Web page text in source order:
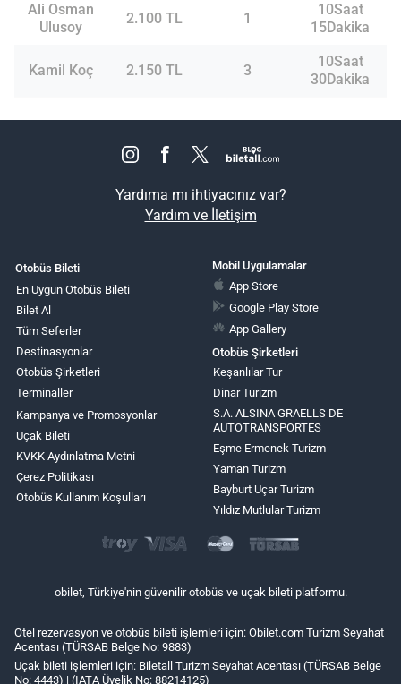
Ali Osman
Ulusoy
2.100 TL 1
10Saat
15Dakika
Kamil Koç 2.150 TL 3
10Saat
30Dakika
Yardıma mı ihtiyacınız var?
Yardım ve İletişim
Otobüs Bileti
En Uygun Otobüs Bileti
Bilet Al
Tüm Seferler
Destinasyonlar
Otobüs Şirketleri
Terminaller
Kampanya ve Promosyonlar
Uçak Bileti
KVKK Aydınlatma Metni
Çerez Politikası
Otobüs Kullanım Koşulları
Mobil Uygulamalar
App Store
Google Play Store
App Gallery
Otobüs Şirketleri
Keşanlılar Tur
Dinar Turizm
S.A. ALSINA GRAELLS DE
AUTOTRANSPORTES
Eşme Ermenek Turizm
Yaman Turizm
Bayburt Uçar Turizm
Yıldız Mutlular Turizm
obilet, Türkiye'nin güvenilir otobüs ve uçak bileti platformu.
Otel rezervasyon ve otobüs bileti işlemleri için: Obilet.com Turizm Seyahat
Acentası (TÜRSAB Belge No: 9883)
Uçak bileti işlemleri için: Biletall Turizm Seyahat Acentası (TÜRSAB Belge
No: 4443) | (IATA Üyelik No: 88214125)